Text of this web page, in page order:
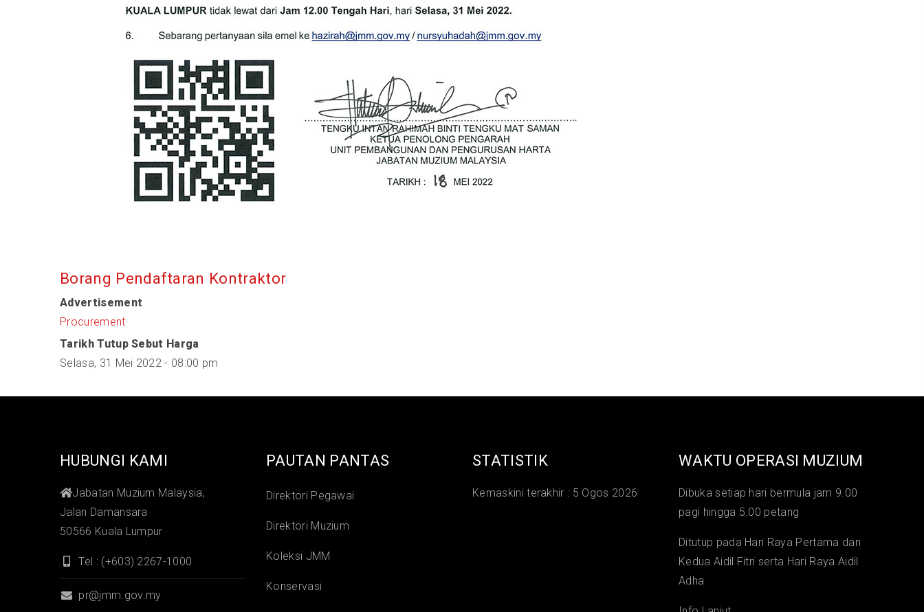
Borang Pendaftaran Kontraktor
Advertisement
Procurement
Tarikh Tutup Sebut Harga
Selasa, 31 Mei 2022 - 08:00 pm
HUBUNGI KAMI
Jabatan Muzium Malaysia,
Jalan Damansara
50566 Kuala Lumpur
Tel : (+603) 2267-1000
pr@jmm.gov.my
PAUTAN PANTAS
Direktori Pegawai
Direktori Muzium
Koleksi JMM
Konservasi
STATISTIK
Kemaskini terakhir : 5 Ogos 2026
WAKTU OPERASI MUZIUM
Dibuka setiap hari bermula jam 9.00
pagi hingga 5.00 petang
Ditutup pada Hari Raya Pertama dan
Kedua Aidil Fitri serta Hari Raya Aidil
Adha